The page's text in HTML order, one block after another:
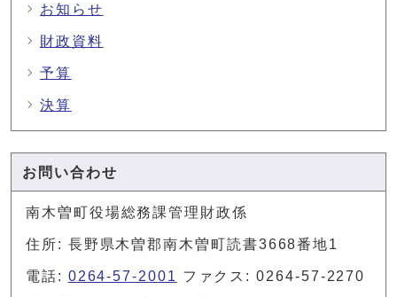
お知らせ
財政資料
予算
決算
お問い合わせ
南木曽町役場総務課管理財政係
住所: 長野県木曽郡南木曽町読書3668番地1
電話: 0264-57-2001 ファクス: 0264-57-2270